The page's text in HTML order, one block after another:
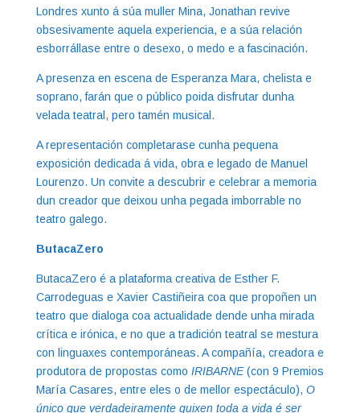
Londres xunto á súa muller Mina, Jonathan revive
obsesivamente aquela experiencia, e a súa relación
esborrállase entre o desexo, o medo e a fascinación.
A presenza en escena de Esperanza Mara, chelista e
soprano, farán que o público poida disfrutar dunha
velada teatral, pero tamén musical.
A representación completarase cunha pequena
exposición dedicada á vida, obra e legado de Manuel
Lourenzo. Un convite a descubrir e celebrar a memoria
dun creador que deixou unha pegada imborrable no
teatro galego.
ButacaZero
ButacaZero é a plataforma creativa de Esther F.
Carrodeguas e Xavier Castiñeira coa que propoñen un
teatro que dialoga coa actualidade dende unha mirada
crítica e irónica, e no que a tradición teatral se mestura
con linguaxes contemporáneas. A compañía, creadora e
produtora de propostas como IRIBARNE(con 9 Premios
María Casares, entre eles o de mellor espectáculo), O
único que verdadeiramente quixen toda a vida é ser